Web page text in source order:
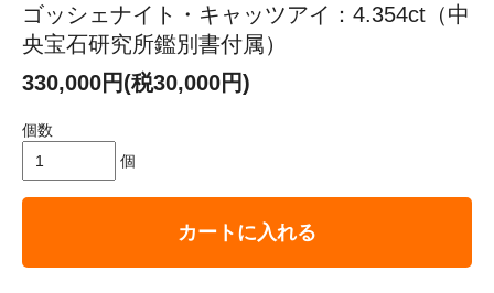
ゴッシェナイト・キャッツアイ：4.354ct（中
央宝石研究所鑑別書付属）
330,000円(税30,000円)
個数
個
カートに入れる